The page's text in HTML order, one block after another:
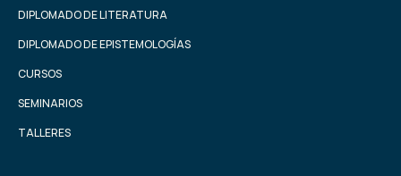
DIPLOMADO DE LITERATURA
DIPLOMADO DE EPISTEMOLOGÍAS
CURSOS
SEMINARIOS
TALLERES